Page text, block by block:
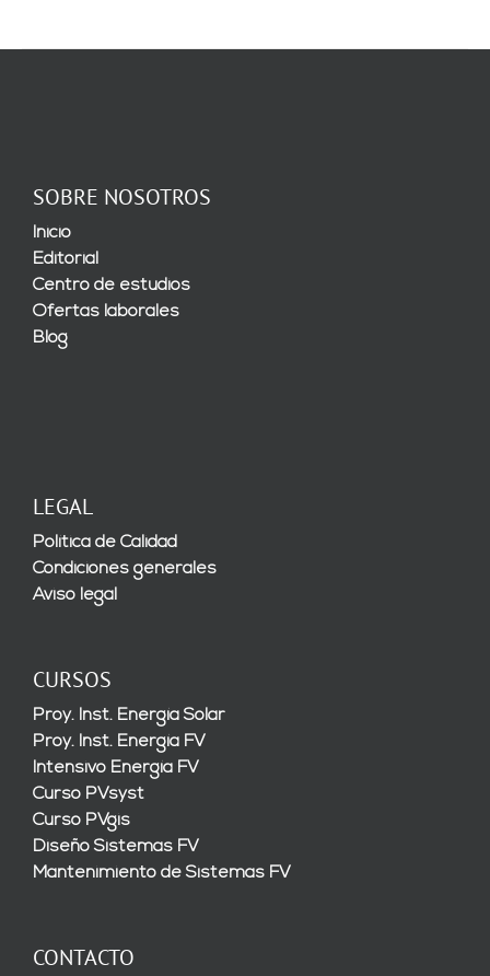
SOBRE NOSOTROS
Inicio
Editorial
Centro de estudios
Ofertas laborales
Blog
LEGAL
Política de Calidad
Condiciones generales
Aviso legal
CURSOS
Proy. Inst. Energía Solar
Proy. Inst. Energía FV
Intensivo Energía FV
Curso PVsyst
Curso PVgis
Diseño Sistemas FV
Mantenimiento de Sistemas FV
CONTACTO